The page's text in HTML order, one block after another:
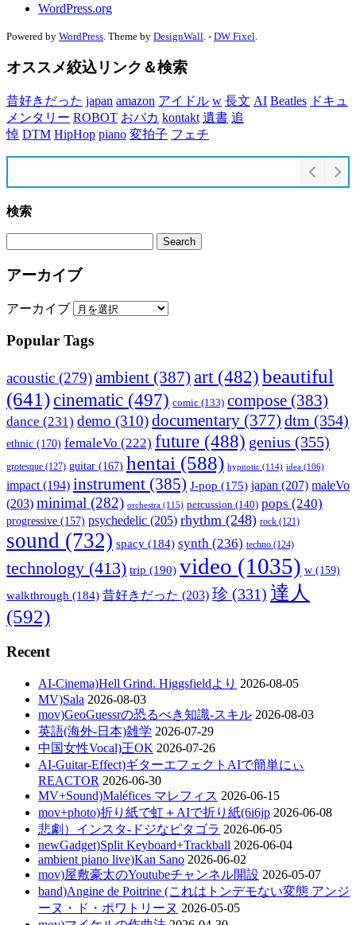
WordPress.org
Powered by WordPress . Theme by DesignWall . - DW Fixel
オススメ絞込リンク＆検索
昔好きだった japan amazon アイドル w 長文 AI Beatles ドキュ
メンタリー ROBOT おバカ kontakt 遺書 追
悼 DTM HipHop piano 変拍子 フェチ
検索
アーカイブ
アーカイブ
Popular Tags
acoustic (279)ambient (387) art(482) beautiful
(641)cinematic (497) comic (133) compose (383)
dance (231) demo (310)documentary (377) dtm (354)
ethnic (170) femaleVo (222) future (488) genius (355)
grotesque (127) guitar (167) hentai (588) hypnotic (114) idea (106)
impact (194) instrument (385) J-pop (175) japan (207) maleVo
(203) minimal (282) orchestra (115) percussion (140) pops (240)
progressive (157) psychedelic (205) rhythm (248) rock (121)
sound (732) spacy (184) synth (236) techno (124)
technology (413) trip (190) video (1035) w (159)
walkthrough (184) 昔好きだった (203) 珍 (331) 達人
(592)
Recent
AI-Cinema)Hell Grind. Higgsfieldより 2026-08-05
MV)Sala 2026-08-03
mov)GeoGuessrの恐るべき知識-スキル 2026-08-03
英語(海外-日本)雑学 2026-07-29
中国女性Vocal)王OK 2026-07-26
AI-Guitar-Effect)ギターエフェクトAIで簡単にぃ
REACTOR 2026-06-30
MV+Sound)Maléfices マレフィス 2026-06-15
mov+photo)折り紙で虹＋AIで折り紙(6i6jp 2026-06-08
悲劇）インスタ-ドジなピタゴラ 2026-06-05
newGadget)Split Keyboard+Trackball 2026-06-04
ambient piano live)Kan Sano 2026-06-02
mov)屋敷豪太のYoutubeチャンネル開設 2026-05-07
band)Angine de Poitrine (これはトンデモない変態 アンジ
ーヌ・ド・ポワトリーヌ 2026-05-05